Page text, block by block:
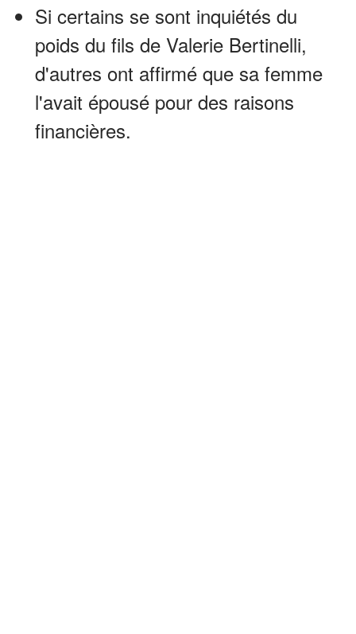
Si certains se sont inquiétés du
poids du fils de Valerie Bertinelli,
d'autres ont affirmé que sa femme
l'avait épousé pour des raisons
financières.